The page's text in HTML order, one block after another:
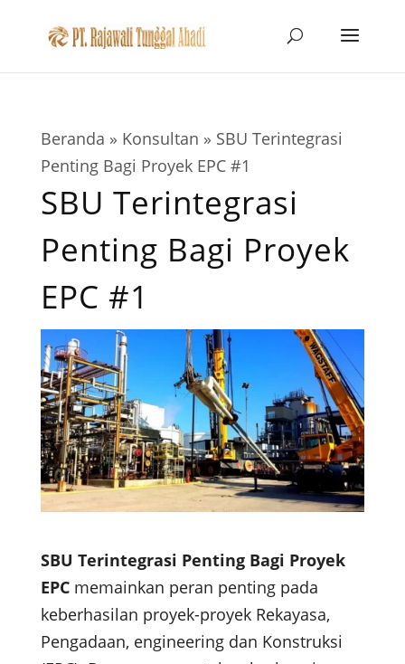
Beranda » Konsultan » SBU Terintegrasi
Penting Bagi Proyek EPC #1
SBU Terintegrasi
Penting Bagi Proyek
EPC #1
SBU Terintegrasi Penting Bagi Proyek
EPCmemainkan peran penting pada
keberhasilan proyek-proyek Rekayasa,
Pengadaan, engineering dan Konstruksi